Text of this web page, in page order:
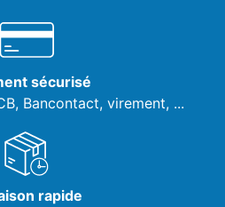
sécurisé
Bancontact, virement, ...
rapide